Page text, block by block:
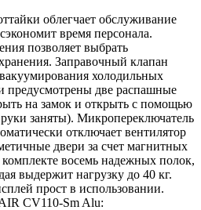
облегчает обслуживание
время персонала.
позволяет выбрать
Заправочный клапан
холодильных
предусмотрены две распашные
на замок и открыть с помощью
заняты). Микропереключатель
отключает вентилятор
двери за счет магнитных
восемь надежных полок,
выдержит нагрузку до 40 кг.
прост в использовании.
CV110-Sm Alu: